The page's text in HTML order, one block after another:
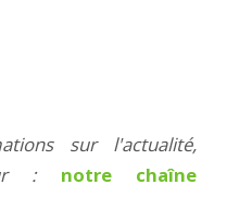
sur l'actualité,
: notre chaîne